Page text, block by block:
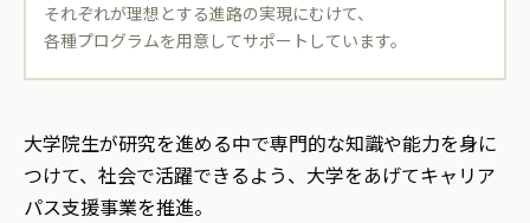
それぞれが理想とする進路の実現にむけて、
各種プログラムを用意してサポートしています。
大学院生が研究を進める中で専門的な知識や能力を身に
つけて、社会で活躍できるよう、大学をあげてキャリア
パス支援事業を推進。